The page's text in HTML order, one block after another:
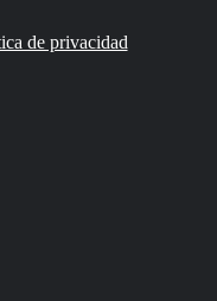
de privacidad